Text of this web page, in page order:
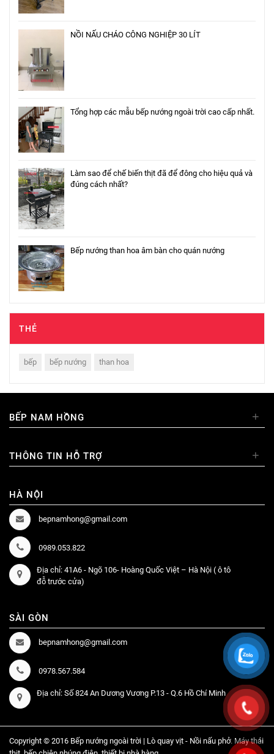
NỒI NẤU CHÁO CÔNG NGHIỆP 30 LÍT
Tổng hợp các mẫu bếp nướng ngoài trời cao cấp nhất.
Làm sao để chế biến thịt đã để đông cho hiệu quả và
đúng cách nhất?
Bếp nướng than hoa âm bàn cho quán nướng
THẺ
bếp bếp nướng than hoa
BẾP NAM HỒNG +
THÔNG TIN HỖ TRỢ +
HÀ NỘI
bepnamhong@gmail.com
0989.053.822
Địa chỉ: 41A6 - Ngõ 106- Hoàng Quốc Việt – Hà Nội ( ô tô
đỗ trước cửa)
SÀI GÒN
bepnamhong@gmail.com
0978.567.584
Địa chỉ: Số 824 An Dương Vương P.13 - Q.6 Hồ Chí Minh
Copyright © 2016 Bếp nướng ngoài trời | Lò quay vịt - Nồi nấu phở. Máy thái